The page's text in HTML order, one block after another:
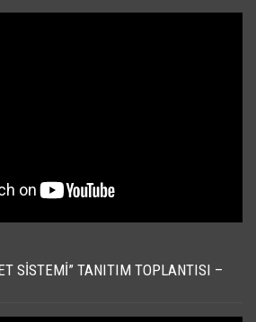
SISTEMI” TANITIM TOPLANTISI –